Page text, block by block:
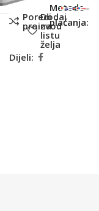
Poredi
proizvod
Dodaj
na
listu
želja
Dijeli:
Metode
plaćanja: